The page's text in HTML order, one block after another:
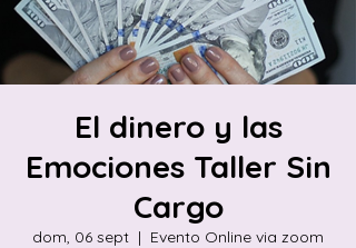
El dinero y las
Emociones Taller Sin
Cargo
dom, 06 sept
  |
Evento Online via zoom